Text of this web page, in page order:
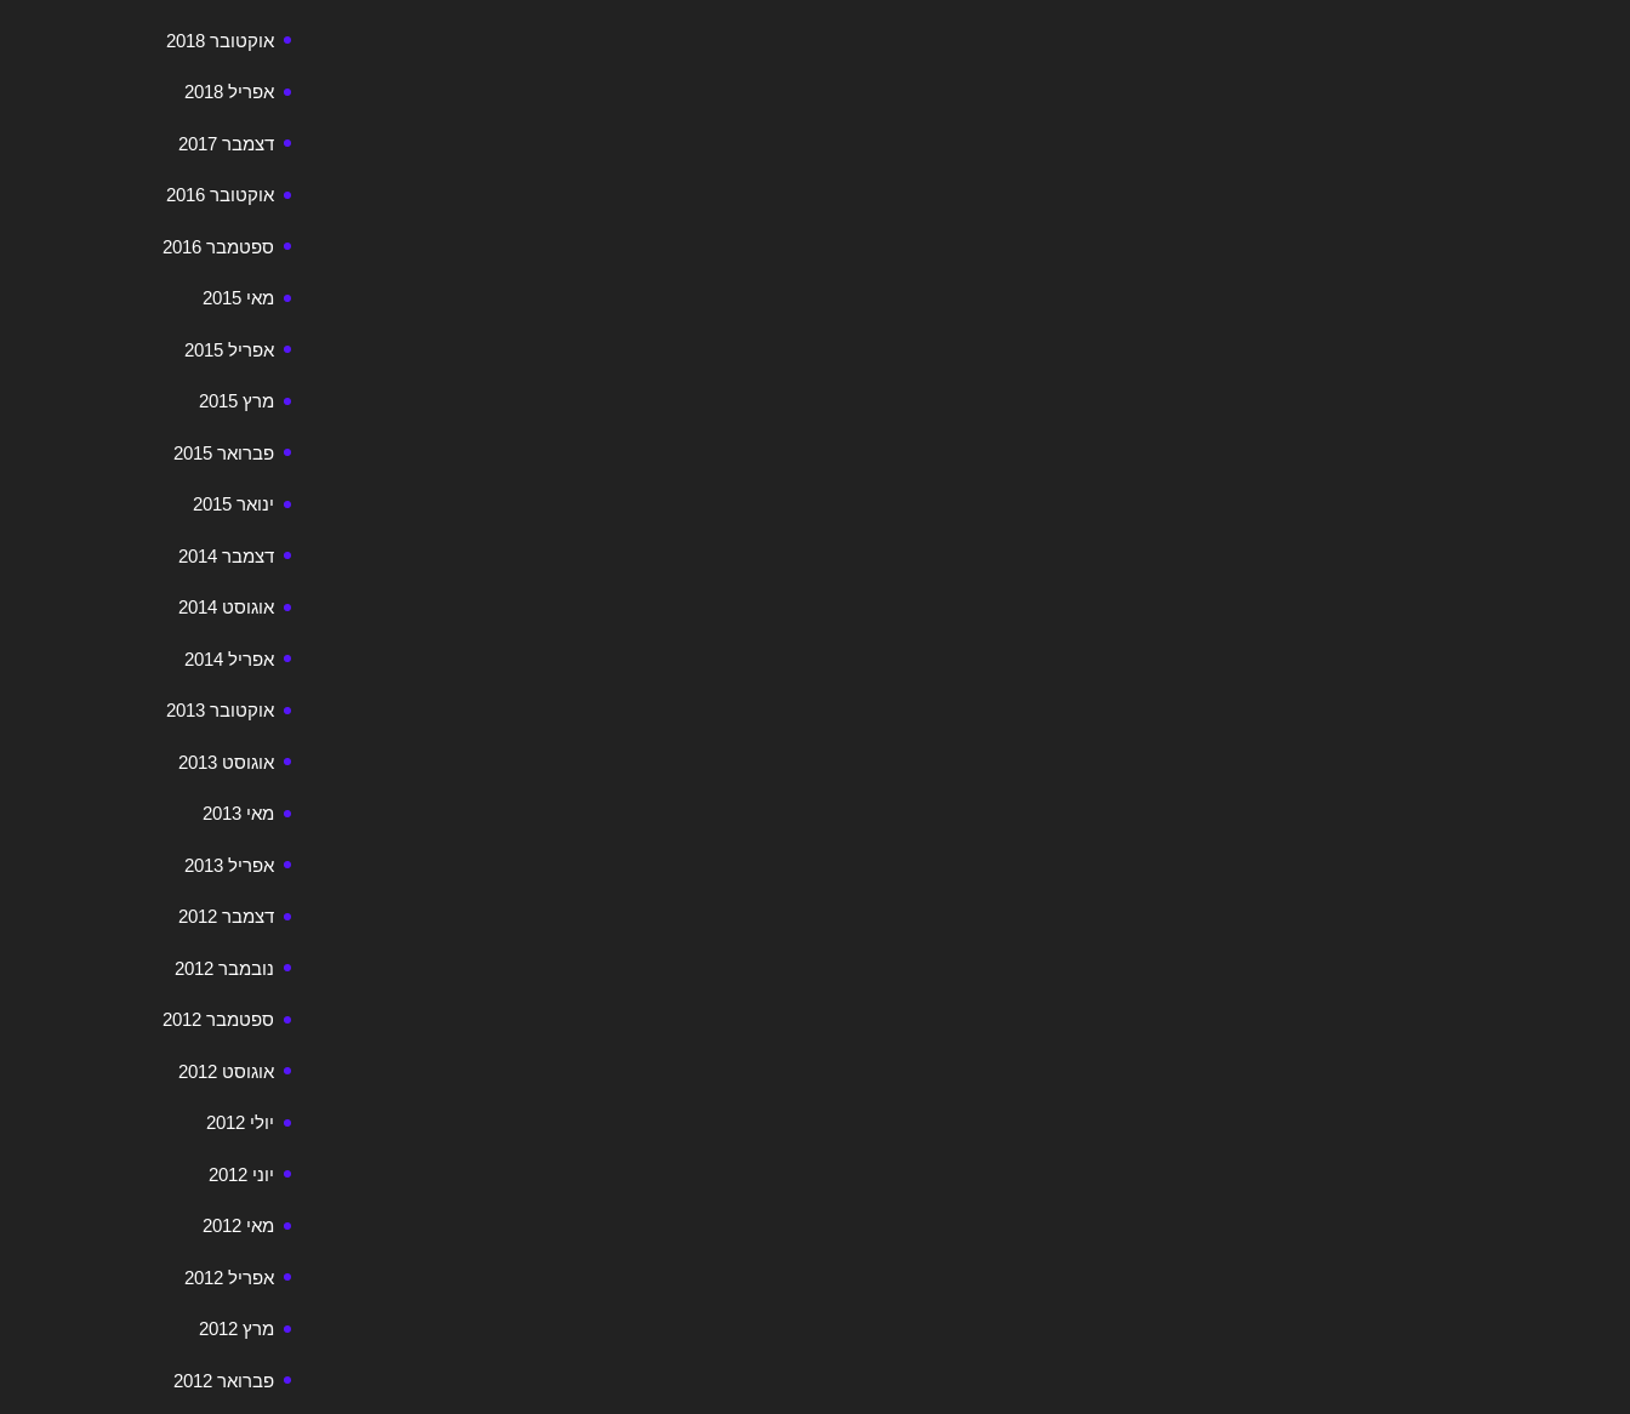
אוקטובר 2018
אפריל 2018
דצמבר 2017
אוקטובר 2016
ספטמבר 2016
מאי 2015
אפריל 2015
מרץ 2015
פברואר 2015
ינואר 2015
דצמבר 2014
אוגוסט 2014
אפריל 2014
אוקטובר 2013
אוגוסט 2013
מאי 2013
אפריל 2013
דצמבר 2012
נובמבר 2012
ספטמבר 2012
אוגוסט 2012
יולי 2012
יוני 2012
מאי 2012
אפריל 2012
מרץ 2012
פברואר 2012